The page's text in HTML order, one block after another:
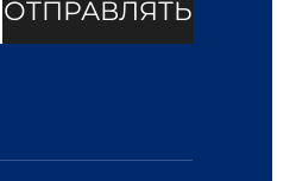
ОТПРАВЛЯТЬ